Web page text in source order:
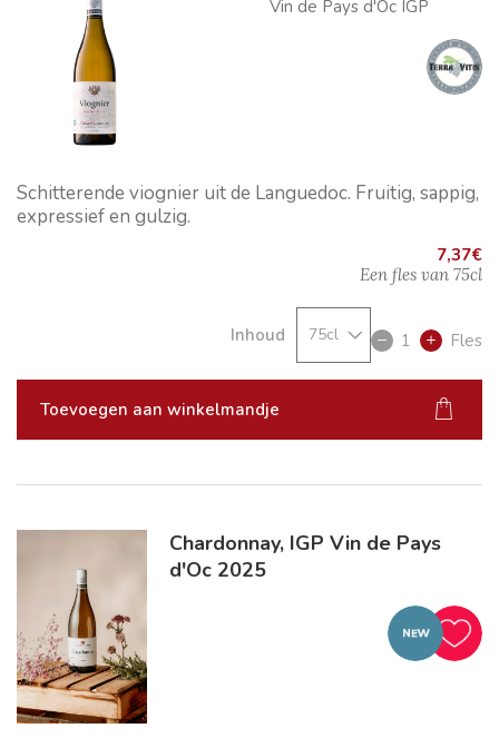
Vin de Pays d'Oc IGP
Schitterende viognier uit de Languedoc. Fruitig, sappig,
expressief en gulzig.
7,37€
Een fles van 75cl
Inhoud 1 Fles
Toevoegen aan winkelmandje
Chardonnay, IGP Vin de Pays
d'Oc 2025